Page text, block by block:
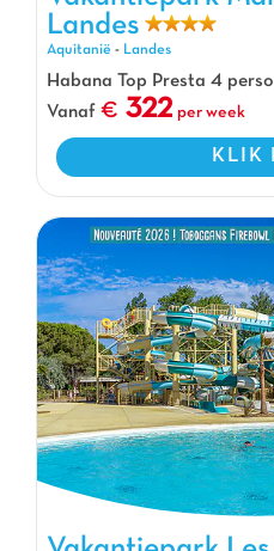
Vakantiepark Marina Landes,
Landes
Aquitanië - Landes
Habana Top Presta 4
Vanaf
322 per week
KLIK